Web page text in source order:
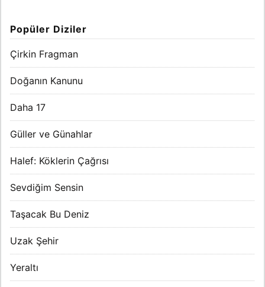
Popüler Diziler
Çirkin Fragman
Doğanın Kanunu
Daha 17
Güller ve Günahlar
Halef: Köklerin Çağrısı
Sevdiğim Sensin
Taşacak Bu Deniz
Uzak Şehir
Yeraltı